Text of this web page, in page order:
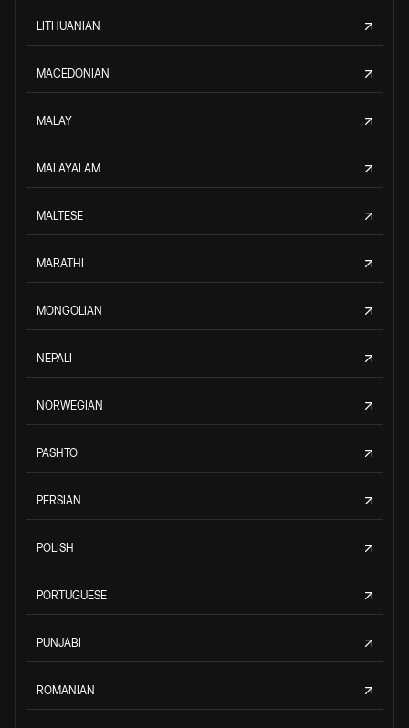
LITHUANIAN
MACEDONIAN
MALAY
MALAYALAM
MALTESE
MARATHI
MONGOLIAN
NEPALI
NORWEGIAN
PASHTO
PERSIAN
POLISH
PORTUGUESE
PUNJABI
ROMANIAN